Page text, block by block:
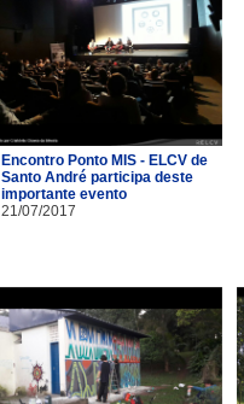
Encontro Ponto MIS - ELCV de
Santo André participa deste
importante evento
21/07/2017